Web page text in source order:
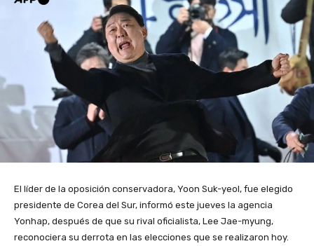
El líder de la oposición conservadora, Yoon Suk-yeol, fue elegido
presidente de Corea del Sur, informó este jueves la agencia
Yonhap, después de que su rival oficialista, Lee Jae-myung,
reconociera su derrota en las elecciones que se realizaron hoy.